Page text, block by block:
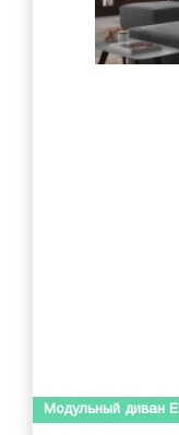
Модульный диван